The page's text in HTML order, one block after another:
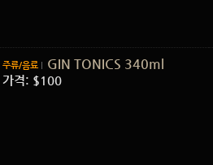
주류/음료 GIN TONICS 340ml
가격: $100